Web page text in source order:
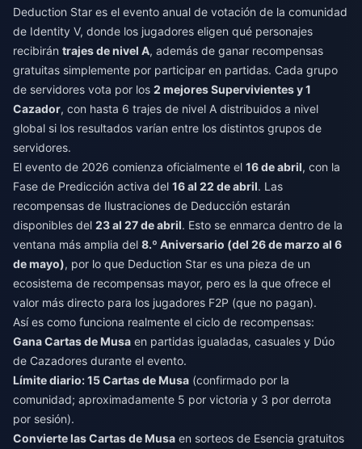
Deduction Star es el evento anual de votación de la comunidad
de Identity V, donde los jugadores eligen qué personajes
recibirán trajes de nivel A, además de ganar recompensas
gratuitas simplemente por participar en partidas. Cada grupo
de servidores vota por los 2 mejores Supervivientes y 1
Cazador, con hasta 6 trajes de nivel A distribuidos a nivel
global si los resultados varían entre los distintos grupos de
servidores.
El evento de 2026 comienza oficialmente el 16 de abril, con la
Fase de Predicción activa del 16 al 22 de abril. Las
recompensas de Ilustraciones de Deducción estarán
disponibles del 23 al 27 de abril. Esto se enmarca dentro de la
ventana más amplia del 8.º Aniversario (del 26 de marzo al 6
de mayo), por lo que Deduction Star es una pieza de un
ecosistema de recompensas mayor, pero es la que ofrece el
valor más directo para los jugadores F2P (que no pagan).
Así es como funciona realmente el ciclo de recompensas:
Gana Cartas de Musa en partidas igualadas, casuales y Dúo
de Cazadores durante el evento.
Límite diario: 15 Cartas de Musa (confirmado por la
comunidad; aproximadamente 5 por victoria y 3 por derrota
por sesión).
Convierte las Cartas de Musa en sorteos de Esencia gratuitos